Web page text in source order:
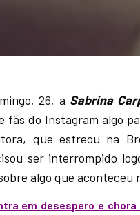
26, a Sabrina
fãs do Instagram algo
que estreou na
ser interrompido
algo que aconteceu
em desespero e